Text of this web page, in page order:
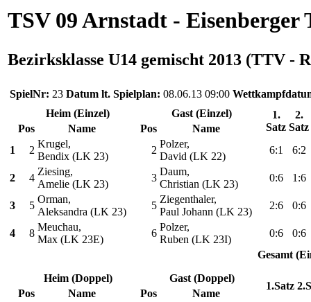
TSV 09 Arnstadt - Eisenberger
Bezirksklasse U14 gemischt 2013 (TTV -
SpielNr: 23 Datum lt. Spielplan: 08.06.13 09:00
Heim (Einzel)
Gast (Einzel)
1.
Satz
2.
Satz
Pos Name Pos
Name
1
2
Krugel,
Bendix (LK 23)
2
Polzer,
David (LK 22)
6:1 6:2
2 4
Ziesing,
Amelie (LK 23)
3
Daum,
Christian (LK 23)
0:6 1:6
3 5
Orman,
Aleksandra (LK 23)
5
Ziegenthaler,
Paul Johann (LK 23)
2:6 0:6
4 8
Meuchau,
Max (LK 23E)
6
Polzer,
Ruben (LK 23I)
0:6
0:6
Gesamt
Heim (Doppel)
Gast (Doppel)
1.Satz
Pos Name Pos Name